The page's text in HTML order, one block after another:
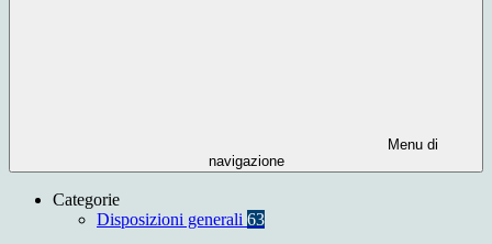
Menu di
navigazione
Categorie
Disposizioni generali 63